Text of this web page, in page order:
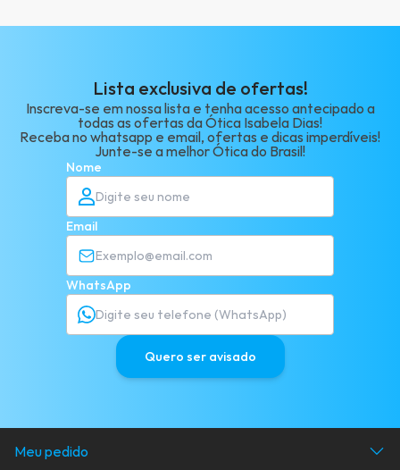
Lista exclusiva de ofertas!
Inscreva-se em nossa lista e tenha acesso antecipado a
todas as ofertas da Ótica Isabela Dias!
Receba no whatsapp e email, ofertas e dicas imperdíveis!
Junte-se a melhor Ótica do Brasil!
Nome
Email
WhatsApp
Quero ser avisado
Meu pedido